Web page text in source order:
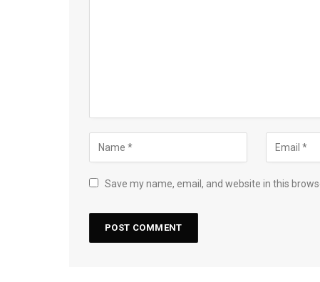
Save my name, email, and website in this